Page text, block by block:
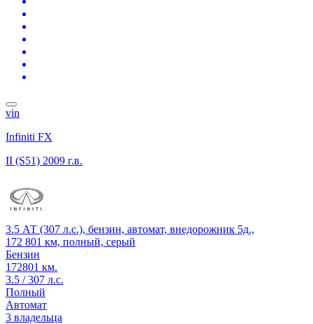
vin
Infiniti FX
II (S51) 2009 г.в.
3.5 АТ (307 л.с.), бензин, автомат, внедорожник 5д.,
172 801 км, полный, серый
Бензин
172801 км.
3.5 / 307 л.с.
Полный
Автомат
3 владельца